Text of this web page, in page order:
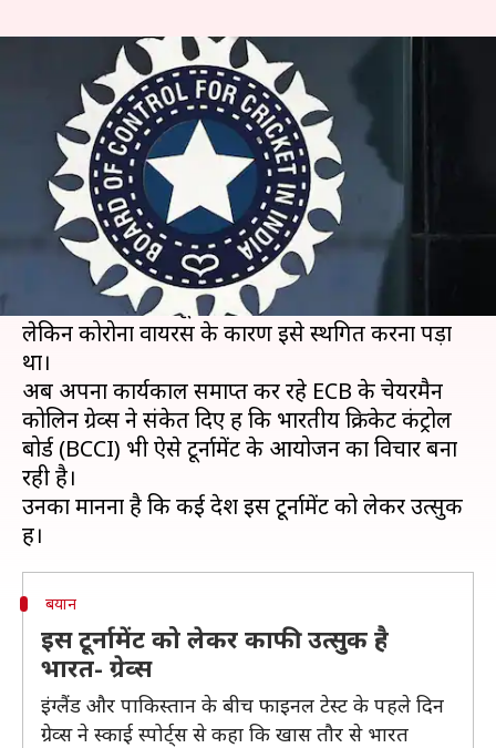
क्या इंग्लैंड की तरह अपने खुद के 'द
हंड्रेड' की तैयारी कर रही है BCCI?
Neeraj Pandey Aug 23, 2020 06:13 pm
क्या है खबर?
इंग्लैंड एंड वेल्श क्रिकेट बोर्ड (ECB) ने पिछले साल एक
अनोखा प्रयोग किया था।
उन्होंने 100 गेंदों के टूर्नामेंट के आयोजन की बात कही थी,
लेकिन कोरोना वायरस के कारण इसे स्थगित करना पड़ा
था।
अब अपना कार्यकाल समाप्त कर रहे ECB के चेयरमैन
कोलिन ग्रेव्स ने संकेत दिए हैं कि भारतीय क्रिकेट कंट्रोल
बोर्ड (BCCI) भी ऐसे टूर्नामेंट के आयोजन का विचार बना
रही है।
उनका मानना है कि कई देश इस टूर्नामेंट को लेकर उत्सुक
बयान
इस टूर्नामेंट को लेकर काफी उत्सुक है
भारत- ग्रेव्स
इंग्लैंड और पाकिस्तान के बीच फाइनल टेस्ट के पहले दिन
ग्रेव्स ने स्काई स्पोर्ट्स से कहा कि खास तौर से भारत